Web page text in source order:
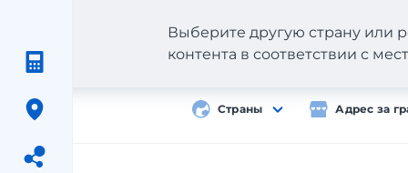
Страны Адрес за
Выберите другую страну или
контента в соответствии с